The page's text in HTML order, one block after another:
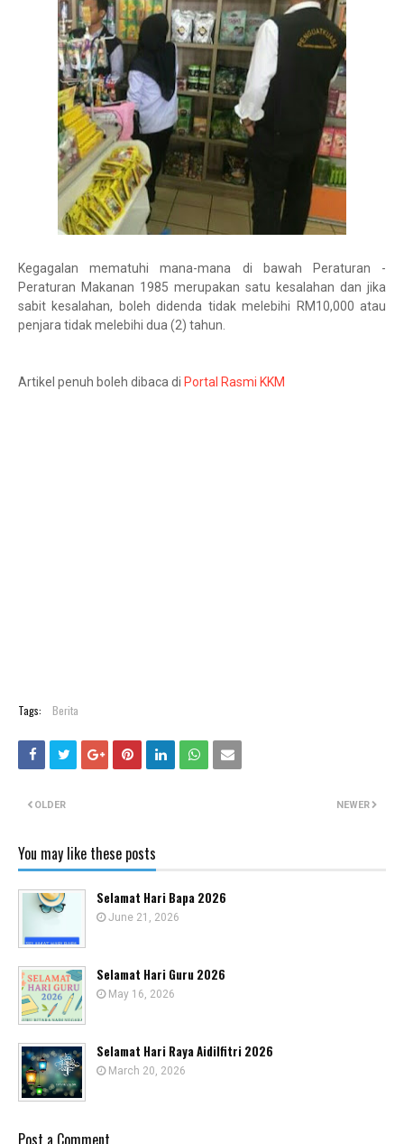
Kegagalan mematuhi mana-mana di bawah Peraturan -
Peraturan Makanan 1985 merupakan satu kesalahan dan jika
sabit kesalahan, boleh didenda tidak melebihi RM10,000 atau
penjara tidak melebihi dua (2) tahun.
Artikel penuh boleh dibaca di Portal Rasmi KKM
Tags: Berita
NEWER
OLDER
You may like these posts
Selamat Hari Bapa 2026
June 21, 2026
Selamat Hari Guru 2026
May 16, 2026
Selamat Hari Raya Aidilfitri 2026
March 20, 2026
Post a Comment